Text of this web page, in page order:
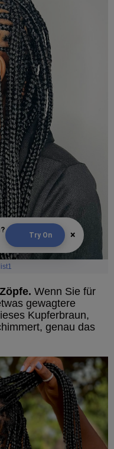
Try On ×
Wenn Sie für
gewagtere
Kupferbraun,
genau das